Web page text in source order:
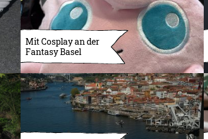
Mit Cosplay an der
Fantasy Basel